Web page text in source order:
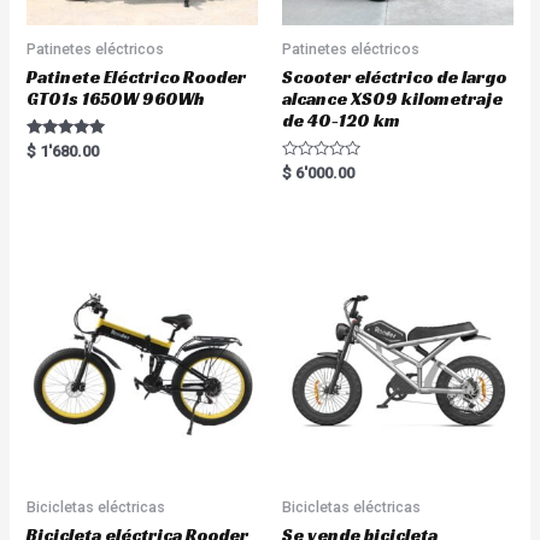
Patinetes eléctricos
Patinete Eléctrico Rooder
GT01s 1650W 960Wh
Rated
5.00
$ 1'680.00
Patinetes eléctricos
Scooter eléctrico de largo
alcance XS09 kilometraje
de 40-120 km
R
a
$ 6'000.00
Bicicletas eléctricas
Bicicleta eléctrica Rooder
Bicicletas eléctricas
Se vende bicicleta